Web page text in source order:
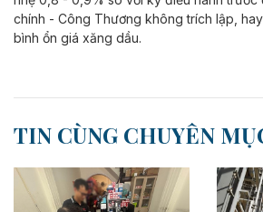
chính - Công Thương không trích lập,
bình ổn giá xăng dầu.
TIN CÙNG CHUYÊN